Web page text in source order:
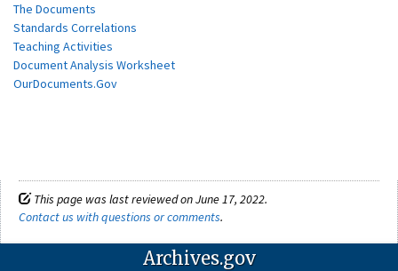
The Documents
Standards Correlations
Teaching Activities
Document Analysis Worksheet
OurDocuments.Gov
This page was last reviewed on June 17, 2022.
Contact us with questions or comments.
Archives.gov